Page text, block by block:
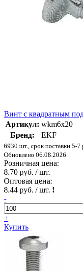
Винт с квадратным
Артикул: wkm6x20
Бренд:
EKF
6930 шт., срок поставки 5-7
Обновлено 06.08.2026
Розничная цена:
8.70 руб. / шт.
Оптовая цена:
8.44 руб. / шт. !
-
+
Купить